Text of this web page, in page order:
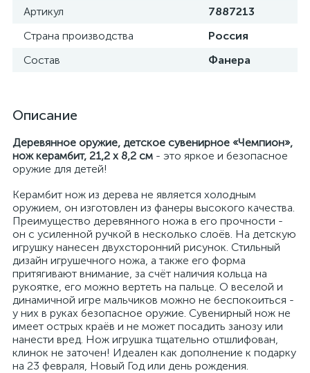
Артикул
7887213
Страна производства
Россия
Состав
Фанера
Описание
Деревянное оружие, детское сувенирное «Чемпион»,
нож керамбит, 21,2 х 8,2 см - это яркое и безопасное
оружие для детей!
Керамбит нож из дерева не является холодным
оружием, он изготовлен из фанеры высокого качества.
Преимущество деревянного ножа в его прочности -
он с усиленной ручкой в несколько слоёв. На детскую
игрушку нанесен двухсторонний рисунок. Стильный
дизайн игрушечного ножа, а также его форма
притягивают внимание, за счёт наличия кольца на
рукоятке, его можно вертеть на пальце. О веселой и
динамичной игре мальчиков можно не беспокоиться -
у них в руках безопасное оружие. Сувенирный нож не
имеет острых краёв и не может посадить занозу или
нанести вред. Нож игрушка тщательно отшлифован,
клинок не заточен! Идеален как дополнение к подарку
на 23 февраля, Новый Год или день рождения.